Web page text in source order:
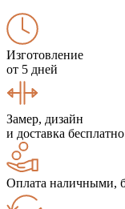
Изготовление
от 5 дней
Замер, дизайн
и доставка бесплатно
Оплата наличными,